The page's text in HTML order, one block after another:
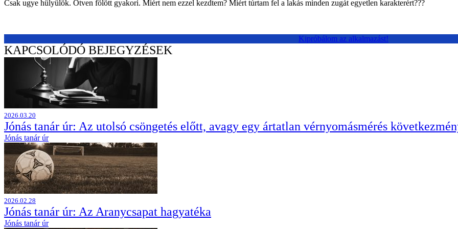
Csak ugye hülyülök. Ötven fölött gyakori. Miért nem ezzel kezdtem? Miért túrtam fel a lakás minden zugát egyetlen karakterért???
Kipróbálom az alkalmazást!
KAPCSOLÓDÓ BEJEGYZÉSEK
2026.03.20
Jónás tanár úr: Az utolsó csöngetés előtt, avagy egy ártatlan vérnyomásmérés
Jónás tanár úr
2026.02.28
Jónás tanár úr: Az Aranycsapat hagyatéka
Jónás tanár úr